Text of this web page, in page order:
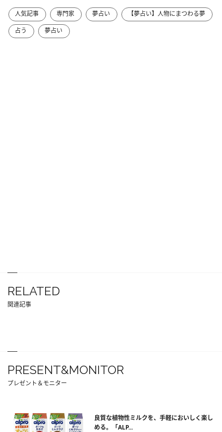
人気記事 専門家 夢占い
【夢占い】人物にまつわる夢
占う
夢占い
RELATED
関連記事
PRESENT&MONITOR
プレゼント＆モニター
良質な植物性ミルクを、手軽においしく楽し
める。「ALP...